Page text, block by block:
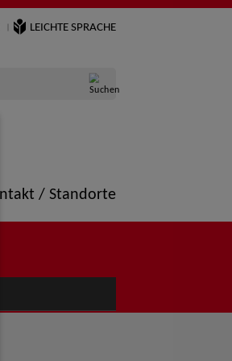
LEICHTE SPRACHE
/ Standorte